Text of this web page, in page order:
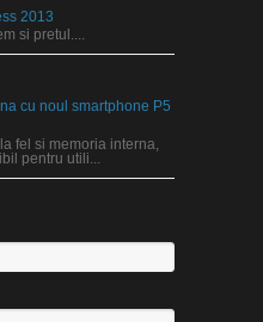
2013
si pretul....
cu noul smartphone P5
fel si memoria interna,
pentru utili...